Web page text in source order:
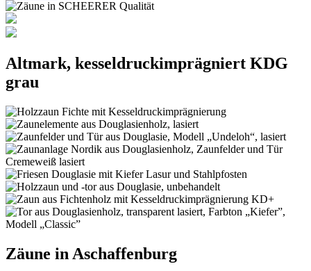
Altmark, kesseldruckimprägniert KDG
grau
Zäune in Aschaffenburg